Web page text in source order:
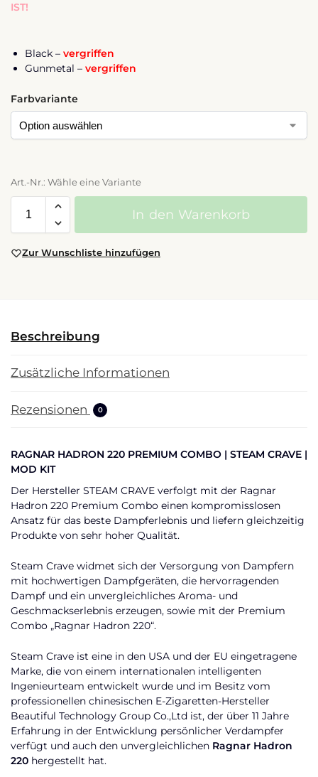
IST!
Black – vergriffen
Gunmetal – vergriffen
Farbvariante
Art.-Nr.: Wähle eine Variante
In den Warenkorb
Zur Wunschliste hinzufügen
Beschreibung
Zusätzliche Informationen
Rezensionen 0
RAGNAR HADRON 220 PREMIUM COMBO | STEAM CRAVE |
MOD KIT
Der Hersteller STEAM CRAVE verfolgt mit der Ragnar
Hadron 220 Premium Combo einen kompromisslosen
Ansatz für das beste Dampferlebnis und liefern gleichzeitig
Produkte von sehr hoher Qualität.
Steam Crave widmet sich der Versorgung von Dampfern
mit hochwertigen Dampfgeräten, die hervorragenden
Dampf und ein unvergleichliches Aroma- und
Geschmackserlebnis erzeugen, sowie mit der Premium
Combo „Ragnar Hadron 220“.
Steam Crave ist eine in den USA und der EU eingetragene
Marke, die von einem internationalen intelligenten
Ingenieurteam entwickelt wurde und im Besitz vom
professionellen chinesischen E-Zigaretten-Hersteller
Beautiful Technology Group Co.,Ltd ist, der über 11 Jahre
Erfahrung in der Entwicklung persönlicher Verdampfer
verfügt und auch den unvergleichlichen Ragnar Hadron
220 hergestellt hat.